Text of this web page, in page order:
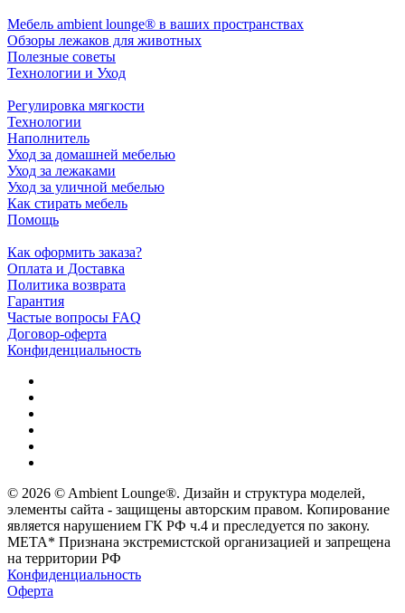
Мебель ambient lounge® в ваших пространствах
Обзоры лежаков для животных
Полезные советы
Технологии и Уход
Регулировка мягкости
Технологии
Наполнитель
Уход за домашней мебелью
Уход за лежаками
Уход за уличной мебелью
Как стирать мебель
Помощь
Как оформить заказа?
Оплата и Доставка
Политика возврата
Гарантия
Частые вопросы FAQ
Договор-оферта
Конфиденциальность
© 2026 © Ambient Lounge®. Дизайн и структура моделей,
элементы сайта - защищены авторским правом. Копирование
является нарушением ГК РФ ч.4 и преследуется по закону.
МЕТА* Признана экстремистской организацией и запрещена
на территории РФ
Конфиденциальность
Оферта